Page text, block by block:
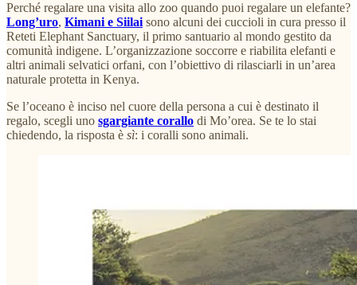
Perché regalare una visita allo zoo quando puoi regalare un elefante?
Long’uro, Kimani e Siilaisono alcuni dei cuccioli in cura presso il
Reteti Elephant Sanctuary, il primo santuario al mondo gestito da
comunità indigene. L’organizzazione soccorre e riabilita elefanti e
altri animali selvatici orfani, con l’obiettivo di rilasciarli in un’area
naturale protetta in Kenya.
Se l’oceano è inciso nel cuore della persona a cui è destinato il
regalo, scegli uno sgargiante corallo di Mo’orea. Se te lo stai
chiedendo, la risposta è sì: i coralli sono animali.